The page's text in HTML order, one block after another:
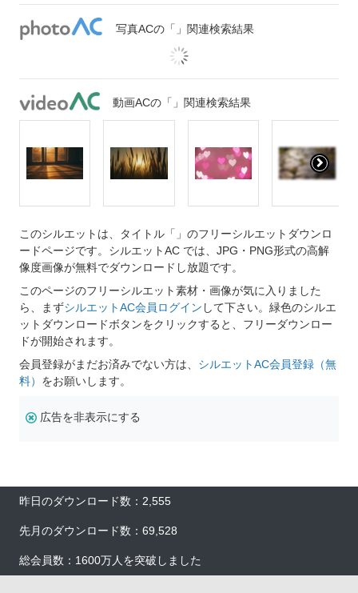
写真ACの「」関連検索結果
動画ACの「」関連検索結果
このシルエットは、タイトル「」のフリーシルエットダウンロ
ードページです。シルエットAC では、JPG・PNG形式の高解
像度画像が無料でダウンロードし放題です。
このページのフリーシルエット素材・画像が気に入りました
ら、まずシルエットAC会員ログイン して下さい。緑色のシルエ
ットダウンロードボタンをクリックすると、フリーダウンロー
ドが開始されます。
会員登録がまだお済みでない方は、 シルエットAC会員登録（無
料） をお願いします。
広告を非表示にする
昨日のダウンロード数：2,555
先月のダウンロード数：69,528
総会員数：1600万人を突破しました